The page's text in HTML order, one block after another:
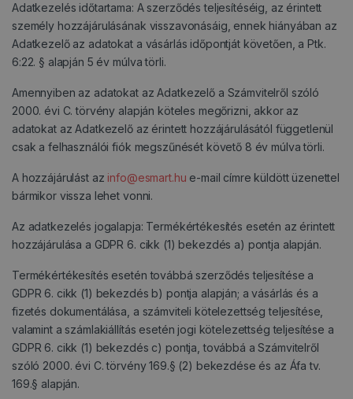
Adatkezelés időtartama: A szerződés teljesítéséig, az érintett
személy hozzájárulásának visszavonásáig, ennek hiányában az
Adatkezelő az adatokat a vásárlás időpontját követően, a Ptk.
6:22. § alapján 5 év múlva törli.
Amennyiben az adatokat az Adatkezelő a Számvitelről szóló
2000. évi C. törvény alapján köteles megőrizni, akkor az
adatokat az Adatkezelő az érintett hozzájárulásától függetlenül
csak a felhasználói fiók megszűnését követő 8 év múlva törli.
A hozzájárulást az info@esmart.hu e-mail címre küldött üzenettel
bármikor vissza lehet vonni.
Az adatkezelés jogalapja: Termékértékesítés esetén az érintett
hozzájárulása a GDPR 6. cikk (1) bekezdés a) pontja alapján.
Termékértékesítés esetén továbbá szerződés teljesítése a
GDPR 6. cikk (1) bekezdés b) pontja alapján; a vásárlás és a
fizetés dokumentálása, a számviteli kötelezettség teljesítése,
valamint a számlakiállítás esetén jogi kötelezettség teljesítése a
GDPR 6. cikk (1) bekezdés c) pontja, továbbá a Számvitelről
szóló 2000. évi C. törvény 169.§ (2) bekezdése és az Áfa tv.
169.§ alapján.